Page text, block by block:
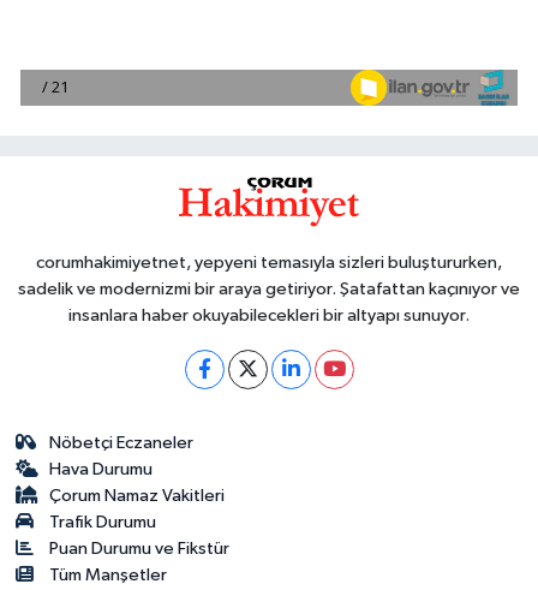
corumhakimiyetnet, yepyeni temasıyla sizleri buluştururken,
sadelik ve modernizmi bir araya getiriyor. Şatafattan kaçınıyor ve
insanlara haber okuyabilecekleri bir altyapı sunuyor.
Nöbetçi Eczaneler
Hava Durumu
Çorum Namaz Vakitleri
Trafik Durumu
Puan Durumu ve Fikstür
Tüm Manşetler